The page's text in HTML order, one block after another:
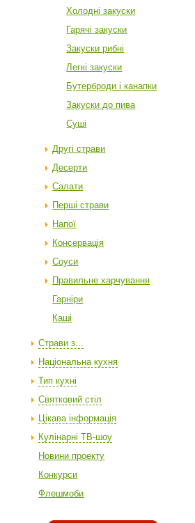
Холодні закуски
Гарячі закуски
Закуски рибні
Легкі закуски
Бутерброди і канапки
Закуски до пива
Суші
Другі страви
Десерти
Салати
Перші страви
Напої
Консервація
Соуси
Правильне харчування
Гарніри
Каші
Страви з...
Національна кухня
Тип кухні
Святковий стіл
Цікава інформація
Кулінарні ТВ-шоу
Новини проекту
Конкурси
Флешмоби